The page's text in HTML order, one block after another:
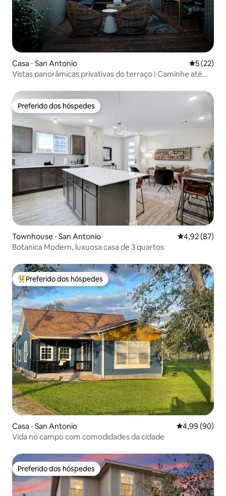
Casa ⋅ San Antonio 5 de uma
5 (22)
Vistas panorâmicas privativas do terraço | Caminhe até
Preferido dos hóspedes
Preferido dos hóspedes
Townhouse ⋅ San Antonio 4,92 de uma
4,92 (87)
Botanica Modern, luxuosa casa de 3 quartos
Entre os melhores preferidos dos hóspedes
Preferido dos hóspedes
Casa ⋅ San Antonio 4,99 de uma
4,99 (90)
Vida no campo com comodidades da cidade
Preferido dos hóspedes
Preferido dos hóspedes